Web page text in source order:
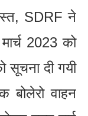
SDRF ने
2023 को
सूचना दी गयी
वाहन